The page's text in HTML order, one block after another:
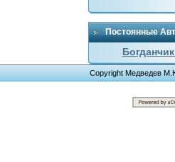
Постоянные
Copyright Медведев